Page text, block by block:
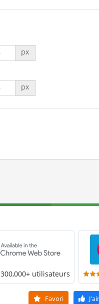
px
px
300,000+ utilisateurs
Favori